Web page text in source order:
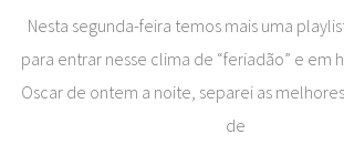
Nesta segunda-feira temos mais uma
para entrar nesse clima de “feriadão” e em
Oscar de ontem a noite, separei as
de